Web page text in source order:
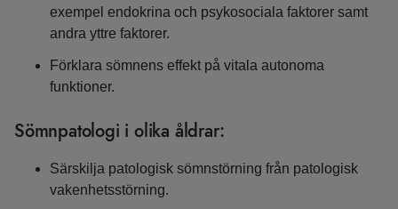
exempel endokrina och psykosociala faktorer samt
andra yttre faktorer.
Förklara sömnens effekt på vitala autonoma
funktioner.
Sömnpatologi i olika åldrar:
Särskilja patologisk sömnstörning från patologisk
vakenhetsstörning.